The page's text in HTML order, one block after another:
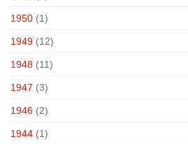
1950 (1)
1949 (12)
1948 (11)
1947 (3)
1946 (2)
1944 (1)